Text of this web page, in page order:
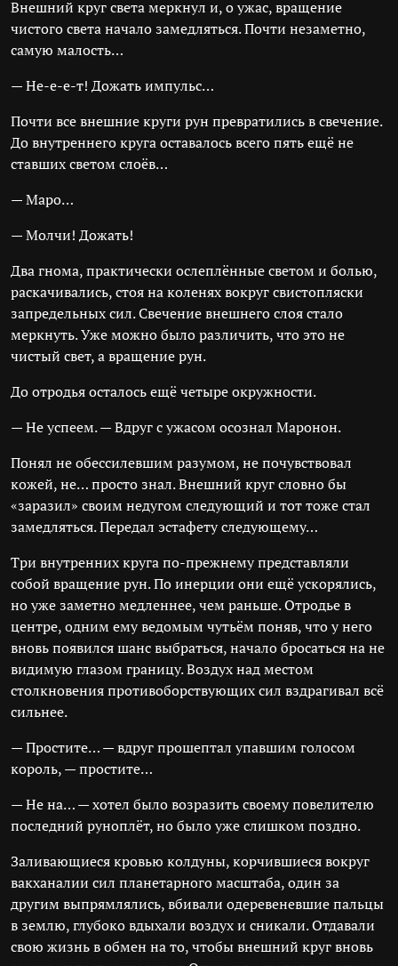
Внешний круг света меркнул и, о ужас, вращение
чистого света начало замедляться. Почти незаметно,
самую малость…
— Не-е-е-т! Дожать импульс…
Почти все внешние круги рун превратились в свечение.
До внутреннего круга оставалось всего пять ещё не
ставших светом слоёв…
— Маро…
— Молчи! Дожать!
Два гнома, практически ослеплённые светом и болью,
раскачивались, стоя на коленях вокруг свистопляски
запредельных сил. Свечение внешнего слоя стало
меркнуть. Уже можно было различить, что это не
чистый свет, а вращение рун.
До отродья осталось ещё четыре окружности.
— Не успеем. — Вдруг с ужасом осознал Маронон.
Понял не обессилевшим разумом, не почувствовал
кожей, не… просто знал. Внешний круг словно бы
«заразил» своим недугом следующий и тот тоже стал
замедляться. Передал эстафету следующему…
Три внутренних круга по-прежнему представляли
собой вращение рун. По инерции они ещё ускорялись,
но уже заметно медленнее, чем раньше. Отродье в
центре, одним ему ведомым чутьём поняв, что у него
вновь появился шанс выбраться, начало бросаться на не
видимую глазом границу. Воздух над местом
столкновения противоборствующих сил вздрагивал всё
сильнее.
— Простите… — вдруг прошептал упавшим голосом
король, — простите…
— Не на… — хотел было возразить своему повелителю
последний руноплёт, но было уже слишком поздно.
Заливающиеся кровью колдуны, корчившиеся вокруг
вакханалии сил планетарного масштаба, один за
другим выпрямлялись, вбивали одеревеневшие пальцы
в землю, глубоко вдыхали воздух и сникали. Отдавали
свою жизнь в обмен на то, чтобы внешний круг вновь